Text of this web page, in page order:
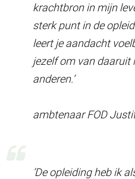
krachtbron in mijn
sterk punt in de
leert je aandacht
jezelf om van daaruit
anderen.’
Marijke
ambtenaar FOD
‘De opleiding heb ik